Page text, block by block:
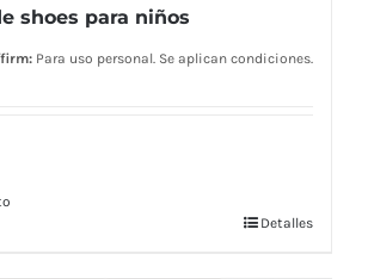
shoes para niños
Para uso personal. Se aplican condiciones.
Detalles